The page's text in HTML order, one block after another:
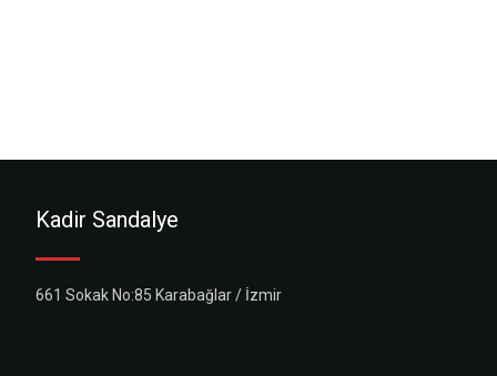
Kadir Sandalye
661 Sokak No:85 Karabağlar / İzmir